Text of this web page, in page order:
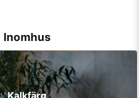
Inomhus
Kalkfärg